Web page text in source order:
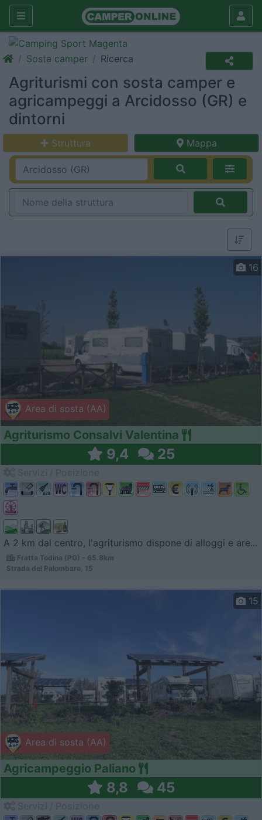
Sosta camper Ricerca
Agriturismi con sosta camper e
agricampeggi a Arcidosso (GR) e
dintorni
Struttura Mappa
Area di sosta (AA)
16
Agriturismo Consalvi Valentina
9,4 25
A 2 km dal centro, l'agriturismo dispone di alloggi e are...
Fratta Todina (PG) - 65.8km
Strada del Palombaro, 15
Area di sosta (AA)
15
Agricampeggio Paliano
8,8 45